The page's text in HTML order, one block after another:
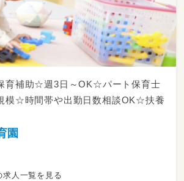
まがいる方
保育所復帰支援貸付】・・・お子さまの
育料の半額貸付
従事で返済不要）
上ブランクのある方
保育士就職準備金貸付】・・・最大40万
従事で返済不要）
は相談可≫
都合を最大限考慮します。まずはお気
保育補助☆週3日～OK☆パート保育士
模☆時間帯や出勤日数相談OK☆扶養
園
求人一覧を見る